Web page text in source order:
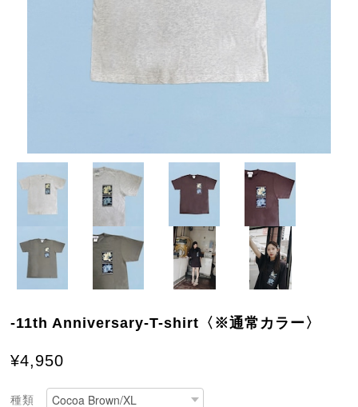
-11th Anniversary-T-shirt〈※通常カラー〉
¥4,950
種類